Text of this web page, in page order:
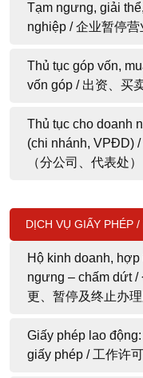
Tạm ngưng, giải
nghiệp / 企业暂停
Thủ tục góp vốn,
vốn góp / 出资、买
Thủ tục cho doanh
(chi nhánh, VPĐD)
（分公司、代表处）
DỊCH VỤ GIẤY PHÉP
Hộ kinh doanh,
ngưng – chấm dứt /
更、暂停及终止办
Giấy phép lao
giấy phép / 工作许